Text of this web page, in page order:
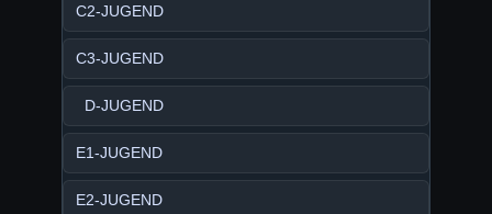
C2-JUGEND
C3-JUGEND
D-JUGEND
E1-JUGEND
E2-JUGEND